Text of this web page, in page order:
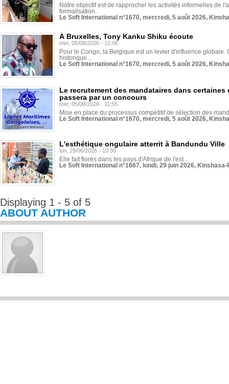
Notre objectif est de rapprocher les activités informelles de
formalisation.
Le Soft International n°1670, mercredi, 5 août 2026,
À Bruxelles, Tony Kanku Shiku écoute
mer, 05/08/2026 - 12:06
Pour le Congo, la Belgique est un levier d'influence globale.
historique...
Le Soft International n°1670, mercredi, 5 août 2026,
Le recrutement des mandataires dans
passera par un concours
mer, 05/08/2026 - 11:55
Mise en place du processus compétitif de sélection des
Le Soft International n°1670, mercredi, 5 août 2026,
L'esthétique ongulaire atterrit à Bandundu Ville
lun, 29/06/2026 - 10:30
Elle fait florès dans les pays d'Afrique de l'est...
Le Soft International n°1667, lundi, 29 juin 2026,
Displaying 1 - 5 of 5
ABOUT AUTHOR